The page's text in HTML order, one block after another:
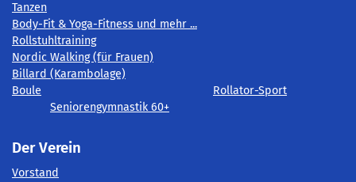
Tanzen
Body-Fit & Yoga-Fitness und mehr ...
Rollstuhltraining
Nordic Walking (für Frauen)
Billard (Karambolage)
Boule
Rollator-Sport
Seniorengymnastik 60+
Der Verein
Vorstand